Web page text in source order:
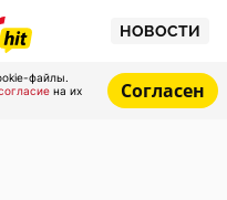
НОВОСТИ
файлы.
на их
Согласен